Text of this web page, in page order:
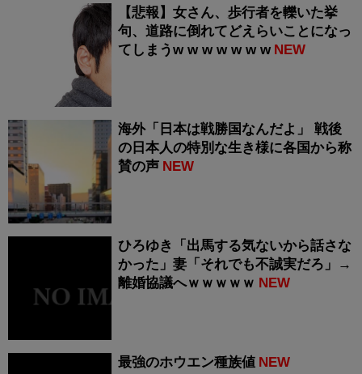
【悲報】女さん、歩行者を轢いた挙
句、道路に倒れてどえらいことになっ
てしまうw w w w w w w NEW
海外「日本は戦勝国なんだよ」 戦後
の日本人の特別な生き様に各国から称
賛の声 NEW
ひろゆき「出馬する気ないから話さな
かった」妻「それでも不誠実だろ」→
離婚協議へｗｗｗｗｗ NEW
最強のホウエン種族値 NEW